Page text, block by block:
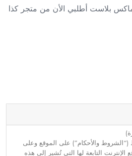
بلاست أطلبي الأن من متجر كذا
والأحكام”) على الموقع وعلى
التابعة لها التي تُشير إلى هذه